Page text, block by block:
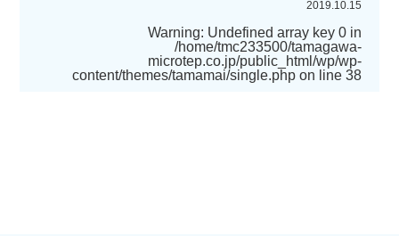
2019.10.15
Warning: Undefined array key 0 in
/home/tmc233500/tamagawa-
microtep.co.jp/public_html/wp/wp-
content/themes/tamamai/single.phpon line 38